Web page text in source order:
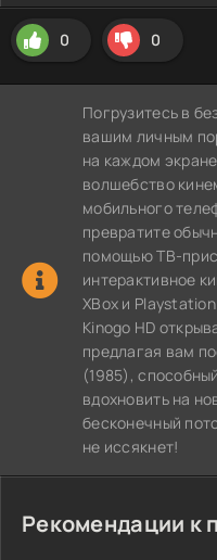
0 0
Погрузитесь в
вашим личным
на каждом
волшебство
мобильного
превратите
помощью ТВ-
интерактивное
XBox и
Kinogo HD
предлагая вам
(1985),
вдохновить на
бесконечный
не иссякнет!
Рекомендации к